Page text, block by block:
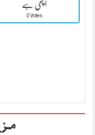
اچھی ہے
0 Votes